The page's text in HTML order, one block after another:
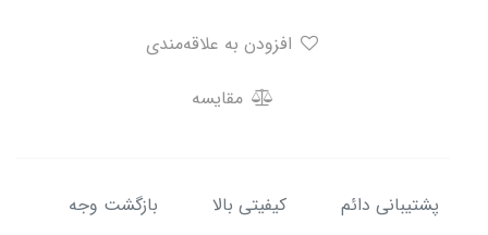
مقایسه
پشتیبانی دائم کیفیتی بالا بازگشت وجه